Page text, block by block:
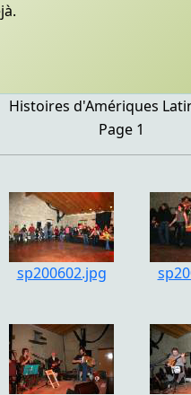
Histoires d'Amériques
Page 1
sp200602.jpg